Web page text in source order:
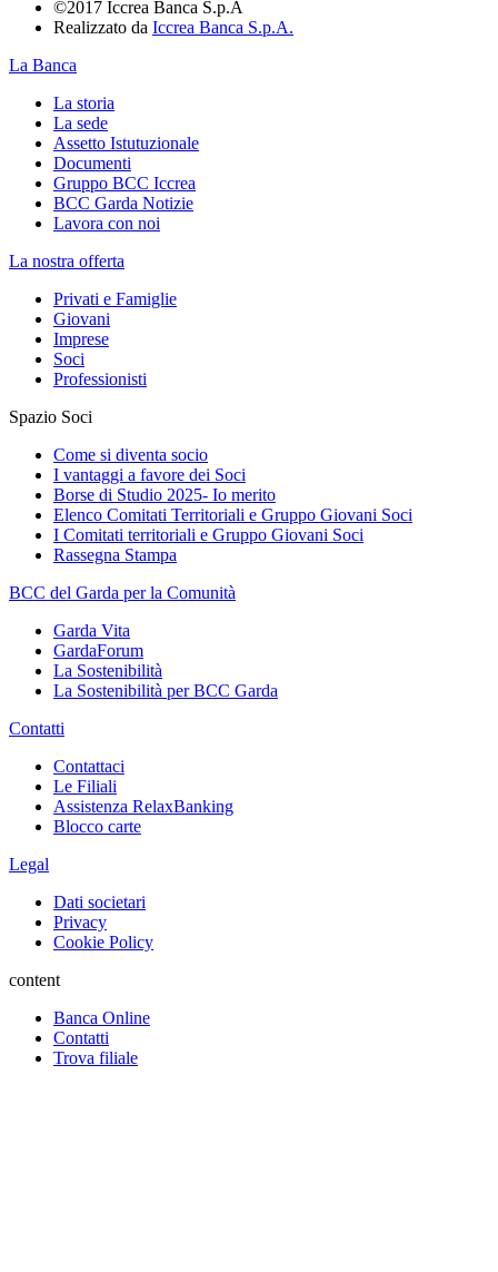
©2017 Iccrea Banca S.p.A
Realizzato da Iccrea Banca S.p.A.
La Banca
La storia
La sede
Assetto Istutuzionale
Documenti
Gruppo BCC Iccrea
BCC Garda Notizie
Lavora con noi
La nostra offerta
Privati e Famiglie
Giovani
Imprese
Soci
Professionisti
Spazio Soci
Come si diventa socio
I vantaggi a favore dei Soci
Borse di Studio 2025- Io merito
Elenco Comitati Territoriali e Gruppo Giovani Soci
I Comitati territoriali e Gruppo Giovani Soci
Rassegna Stampa
BCC del Garda per la Comunità
Garda Vita
GardaForum
La Sostenibilità
La Sostenibilità per BCC Garda
Contatti
Contattaci
Le Filiali
Assistenza RelaxBanking
Blocco carte
Legal
Dati societari
Privacy
Cookie Policy
content
Banca Online
Contatti
Trova filiale